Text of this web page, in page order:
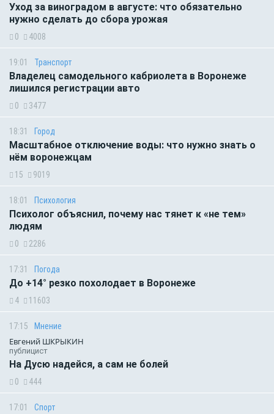
Уход за виноградом в августе: что обязательно
нужно сделать до сбора урожая
0 4008
19:01 Транспорт
Владелец самодельного кабриолета в Воронеже
лишился регистрации авто
0 3477
18:31 Город
Масштабное отключение воды: что нужно знать о
нём воронежцам
15 9019
18:01 Психология
Психолог объяснил, почему нас тянет к «не тем»
людям
0 2286
17:31 Погода
До +14° резко похолодает в Воронеже
4 11603
17:15 Мнение
Евгений ШКРЫКИН
публицист
На Дусю надейся, а сам не болей
0 444
17:01 Спорт